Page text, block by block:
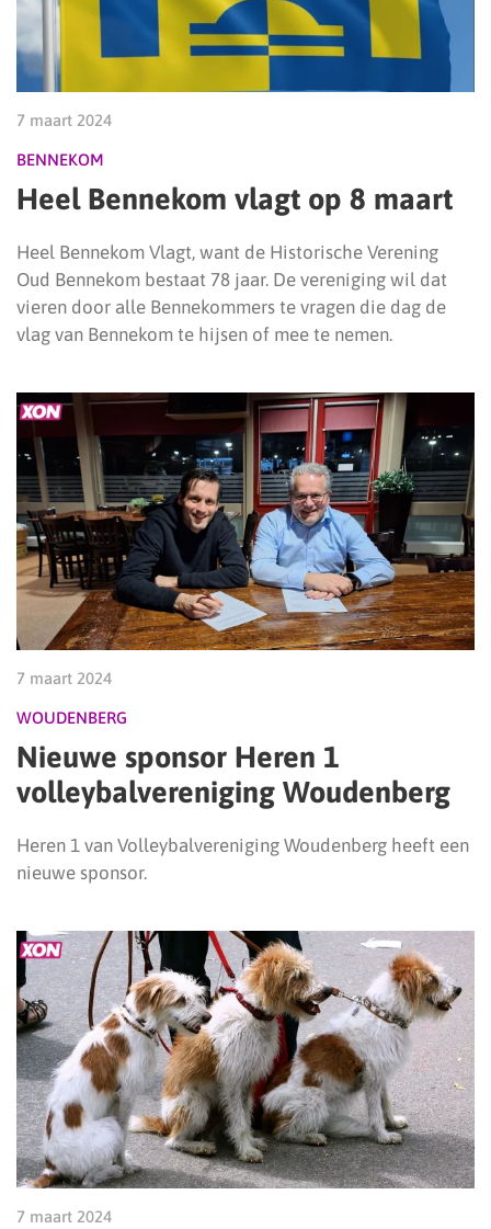
7 maart 2024
BENNEKOM
Heel Bennekom vlagt op 8 maart
Heel Bennekom Vlagt, want de Historische Verening
Oud Bennekom bestaat 78 jaar. De vereniging wil dat
vieren door alle Bennekommers te vragen die dag de
vlag van Bennekom te hijsen of mee te nemen.
7 maart 2024
WOUDENBERG
Nieuwe sponsor Heren 1
volleybalvereniging Woudenberg
Heren 1 van Volleybalvereniging Woudenberg heeft een
nieuwe sponsor.
7 maart 2024